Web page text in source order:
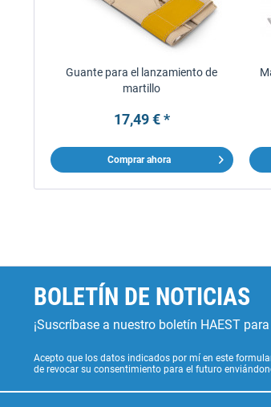
Guante para el lanzamiento de
martillo
17,49 € *
Comprar ahora
BOLETÍN DE NOTICIAS
¡Suscríbase a nuestro boletín HAEST
Acepto que los datos indicados por mí en este
de revocar su consentimiento para el futuro